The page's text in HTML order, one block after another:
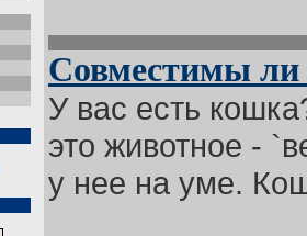
Совместимы ли
У вас есть
это животное -
у нее на уме.